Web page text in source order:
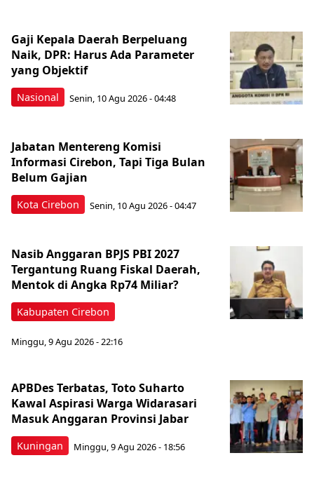
Nasional
Gaji Kepala Daerah Berpeluang
Naik, DPR: Harus Ada Parameter
yang Objektif
Senin, 10 Agu 2026 - 04:48
Kota Cirebon
Jabatan Mentereng Komisi
Informasi Cirebon, Tapi Tiga Bulan
Belum Gajian
Senin, 10 Agu 2026 - 04:47
Kabupaten Cirebon
Nasib Anggaran BPJS PBI 2027
Tergantung Ruang Fiskal Daerah,
Mentok di Angka Rp74 Miliar?
Minggu, 9 Agu 2026 - 22:16
Kuningan
APBDes Terbatas, Toto Suharto
Kawal Aspirasi Warga Widarasari
Masuk Anggaran Provinsi Jabar
Minggu, 9 Agu 2026 - 18:56